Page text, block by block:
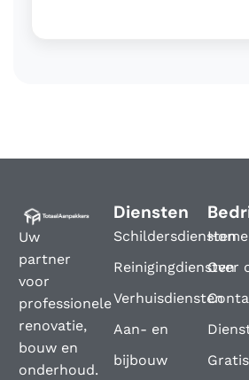
Uw
partner
voor
professionele
renovatie,
bouw en
onderhoud.
Diensten
Schildersdiensten
Reinigingdiensten
Verhuisdiensten
Aan- en
bijbouw
Home
Over
Gratis